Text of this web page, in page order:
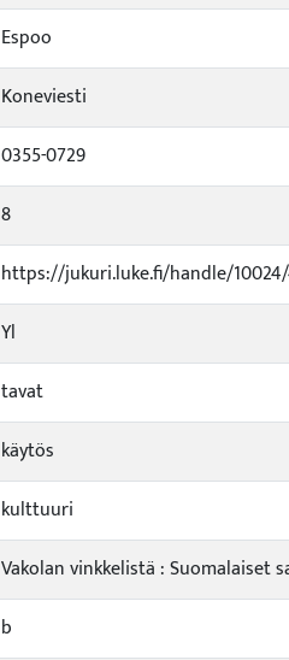
Espoo
Koneviesti
0355-0729
8
https://jukuri.luke.fi/handle/
Yl
tavat
käytös
kulttuuri
Vakolan vinkkelistä : Suomalaiset
b